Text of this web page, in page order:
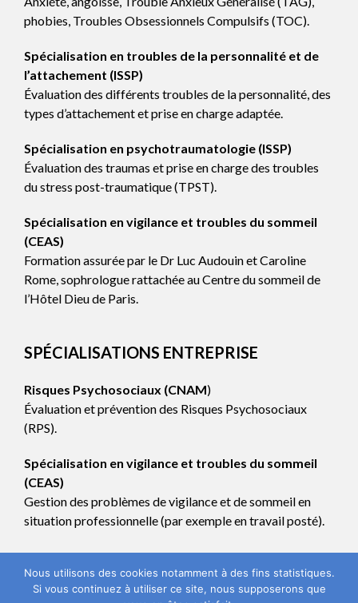
phobies, Troubles Obsessionnels Compulsifs (TOC).
Spécialisation en troubles de la personnalité et de
l’attachement (ISSP)
Évaluation des différents troubles de la personnalité, des
types d’attachement et prise en charge adaptée.
Spécialisation en psychotraumatologie (ISSP)
Évaluation des traumas et prise en charge des troubles
du stress post-traumatique (TPST).
Spécialisation en vigilance et troubles du sommeil
(CEAS)
Formation assurée par le Dr Luc Audouin et Caroline
Rome, sophrologue rattachée au Centre du sommeil de
l’Hôtel Dieu de Paris.
SPÉCIALISATIONS ENTREPRISE
Risques Psychosociaux (CNAM)
Évaluation et prévention des Risques Psychosociaux
(RPS).
Spécialisation en vigilance et troubles du sommeil
(CEAS)
Gestion des problèmes de vigilance et de sommeil en
situation professionnelle (par exemple en travail posté).
Nous utilisons des cookies notamment à des fins statistiques.
Si vous continuez à utiliser ce site, nous supposerons que